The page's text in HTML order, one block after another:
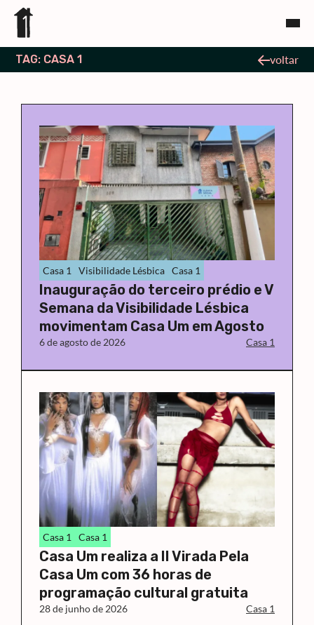
TAG: CASA 1 voltar
Casa 1 Visibilidade Lésbica Casa 1
Inauguração do terceiro prédio e V
Semana da Visibilidade Lésbica
movimentam Casa Um em Agosto
6 de agosto de 2026 Casa 1
Casa 1 Casa 1
Casa Um realiza a II Virada Pela
Casa Um com 36 horas de
programação cultural gratuita
28 de junho de 2026 Casa 1